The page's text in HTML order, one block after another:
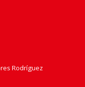
Rodríguez